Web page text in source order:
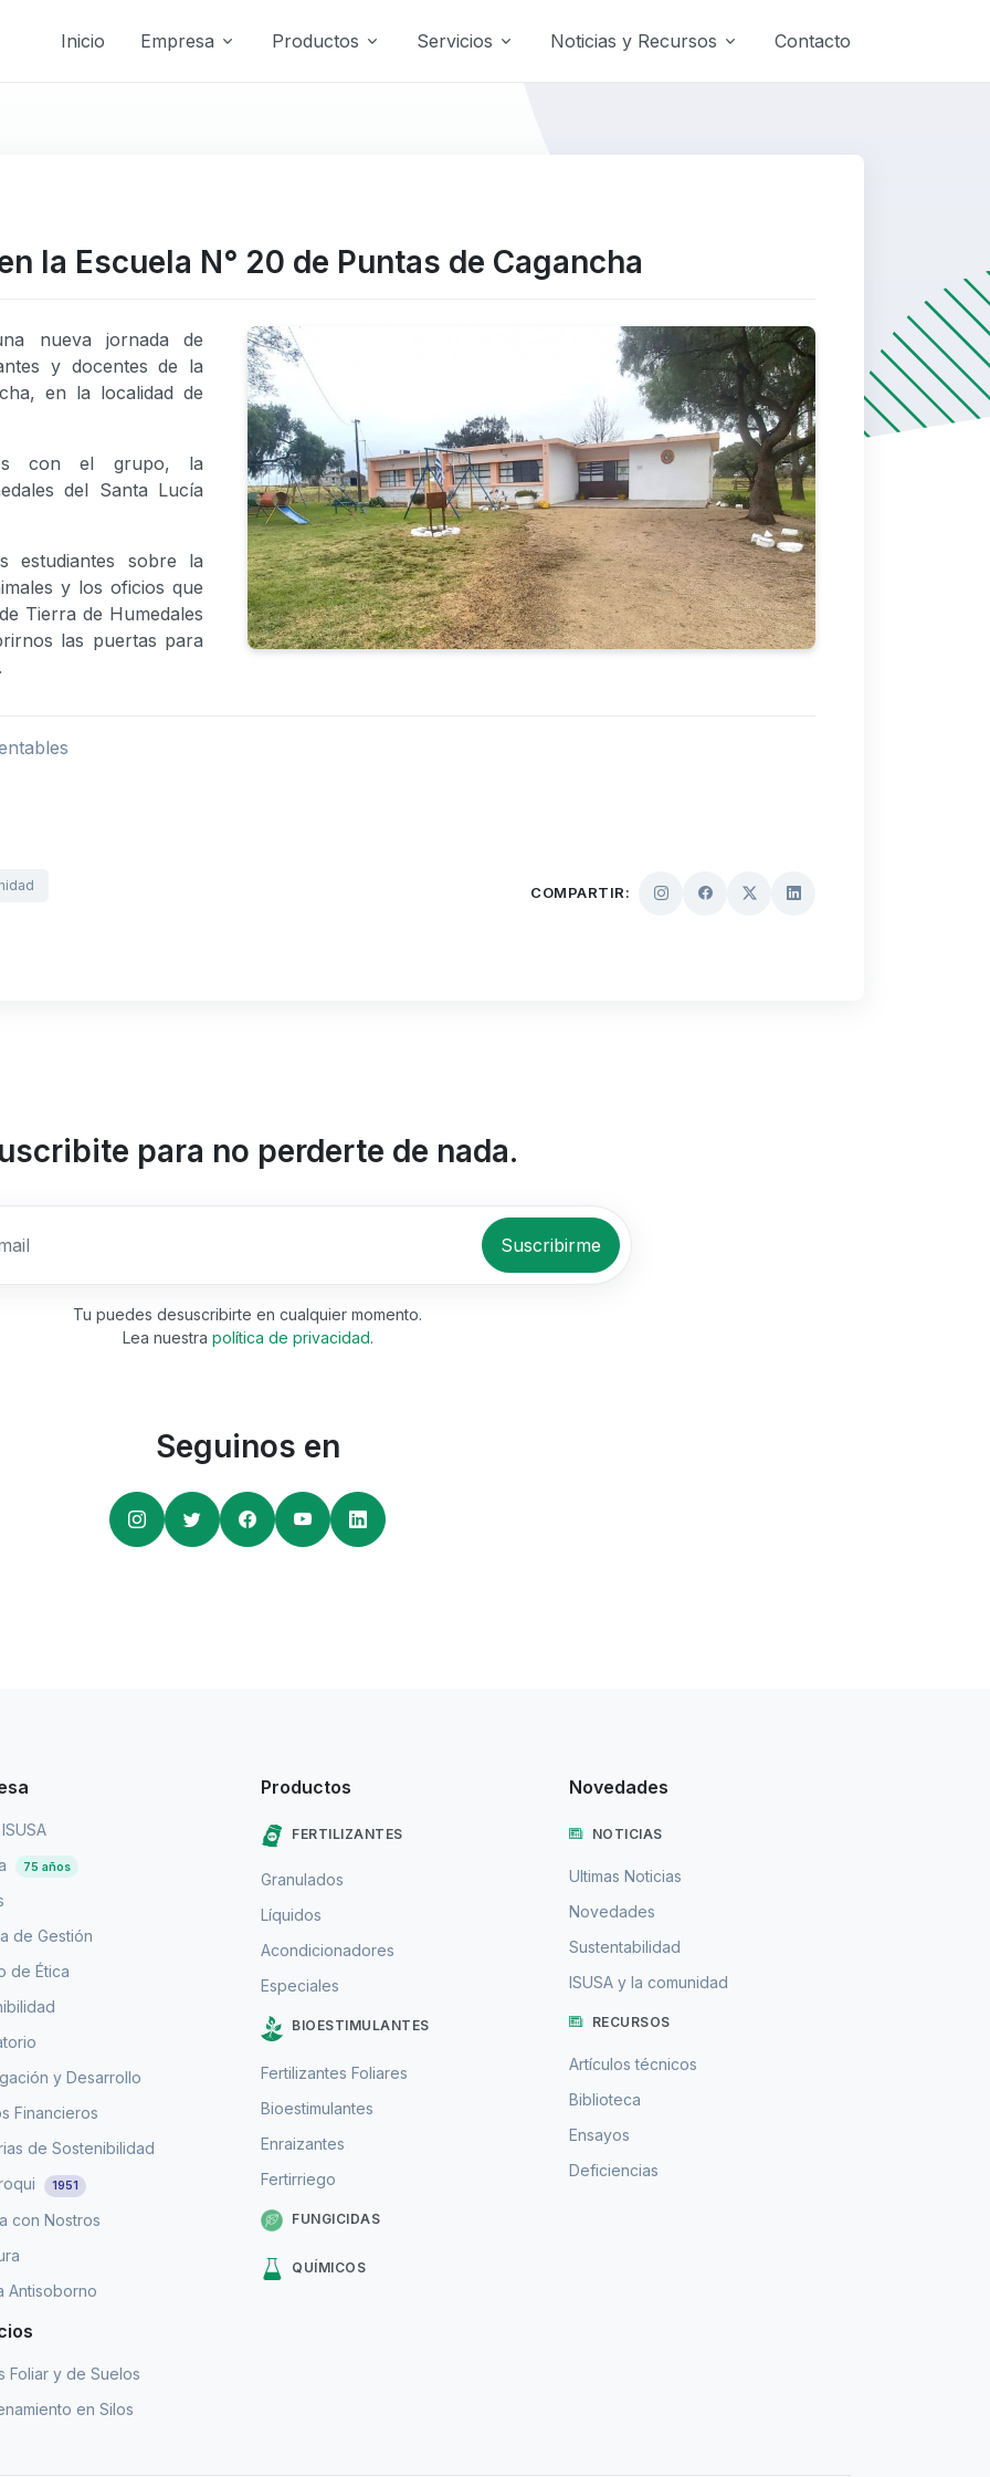
Inicio Empresa Productos Servicios Noticias y Recursos Contacto
la Escuela N° 20 de Puntas de Cagancha
nueva jornada de
y docentes de la
en la localidad de
con el grupo, la
del Santa Lucía
estudiantes sobre la
y los oficios que
Tierra de Humedales
las puertas para
COMPARTIR:
para no perderte de nada.
Suscribirme
Tu puedes desuscribirte en cualquier momento.
Lea nuestra política de privacidad.
Seguinos en
75 años
de Gestión
de Ética
y Desarrollo
Financieros
de Sostenibilidad
1951
con Nostros
Antisoborno
Foliar y de Suelos
en Silos
Productos
FERTILIZANTES
Granulados
Líquidos
Acondicionadores
Especiales
BIOESTIMULANTES
Fertilizantes Foliares
Bioestimulantes
Enraizantes
Fertirriego
FUNGICIDAS
QUÍMICOS
Novedades
NOTICIAS
Ultimas Noticias
Novedades
Sustentabilidad
ISUSA y la comunidad
RECURSOS
Artículos técnicos
Biblioteca
Ensayos
Deficiencias